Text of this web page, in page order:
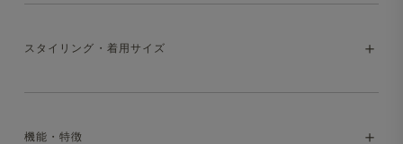
汗かいて、洗って、また穿ける。しかも驚く
スタイリング・着用サイズ
機能・特徴